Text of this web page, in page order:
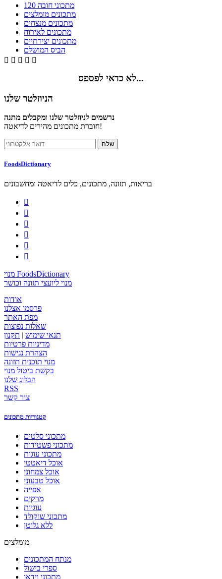
120 מתכוני חובה
מתכונים מומלצים
מתכונים מנצחים
מתכונים לאירוח
מתכונים יצירתיים
הביס המושלם
    
לא כדאי לפספס...
הניוזלטר שלנו
נרשמים לניוזלטר שלנו ומקבלים מתנה
חוברת מתכונים מהירים לדיאטה!
FoodsDictionary
בריאות, תזונה, מתכונים, כלים לדיאטה ומחשבונים






מנוי FoodsDictionary
מנוי ליועצי תזונה וכושר
אודות
פרסמו אצלנו
מפת האתר
שאלות נפוצות
תנאי שימוש | תקנון
מדיניות פרטיות
הצהרת נגישות
מנוי תוכנית תזונה
בקשת ביטול מנוי
הבלוג שלנו
RSS
צור קשר
קטגוריות מתכונים
מתכוני סלטים
מתכוני פשטידות
מתכוני עוגות
אוכל דיאטטי
אוכל צמחוני
אוכל טבעוני
אפייה
מרקים
עוגיות
מתכוני שוקולד
ללא גלוטן
מומלצים
מנתח המתכונים
ספרי בישול
מתכוני וידאו